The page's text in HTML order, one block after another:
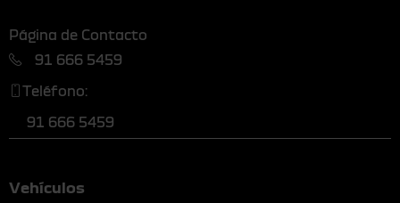
Página de Contacto
91 666 5459
Teléfono:
91 666 5459
Vehículos